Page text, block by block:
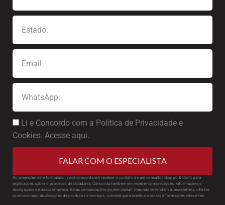
Li e Concordo com a Política de Privacidade e
Cookies. Acesse aqui.
FALAR COM O ESPECIALISTA
Ao preencher este formulário, você concorda em receber o contato de um consultor Gioppo & Conti para
explicações sobre o processo de cidadania. Concorda também em receber comunicações, informações e
divulgações de nossa empresa. Estas comunicações podem incluir, mas não se limitam a, newsletters, ofertas
promocionais, atualizações de produtos e serviços, convites para eventos e outras informações relevantes.